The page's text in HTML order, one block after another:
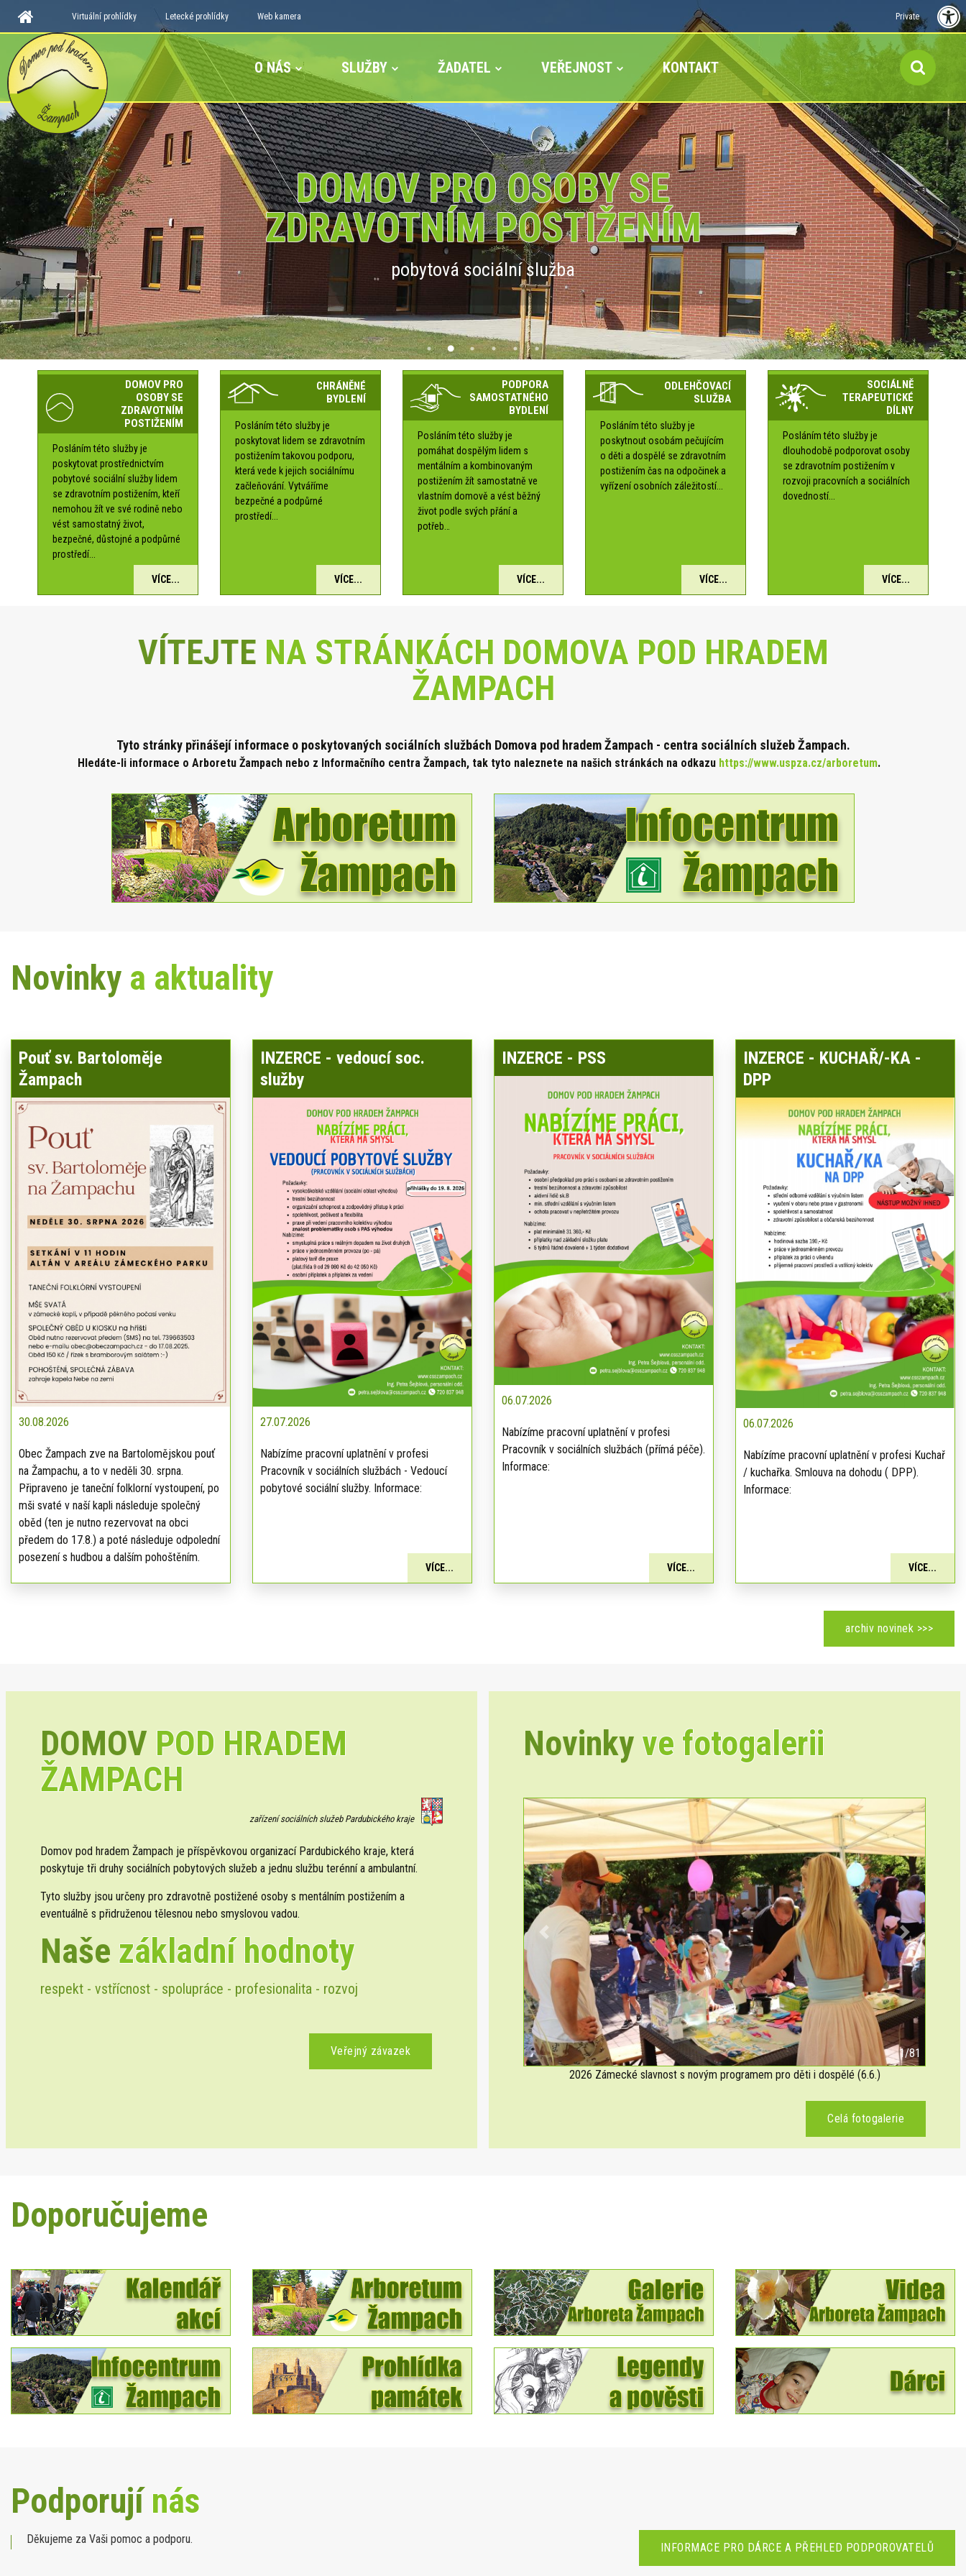
Virtuální prohlídky Letecké prohlídky Web kamera Private
O NÁS SLUŽBY ŽADATEL VEŘEJNOST KONTAKT
DOMOV PRO OSOBY SE
ZDRAVOTNÍM POSTIŽENÍM
pobytová sociální služba
DOMOV PRO
OSOBY SE
ZDRAVOTNÍM
POSTIŽENÍM
Posláním této služby je
poskytovat prostřednictvím
pobytové sociální služby lidem
se zdravotním postižením, kteří
nemohou žít ve své rodině nebo
vést samostatný život,
bezpečné, důstojné a podpůrné
prostředí...
VÍCE...
CHRÁNĚNÉ
BYDLENÍ
Posláním této služby je
poskytovat lidem se zdravotním
postižením takovou podporu,
která vede k jejich sociálnímu
začleňování. Vytváříme
bezpečné a podpůrné
prostředí...
VÍCE...
PODPORA
SAMOSTATNÉHO
BYDLENÍ
Posláním této služby je
pomáhat dospělým lidem s
mentálním a kombinovaným
postižením žít samostatně ve
vlastním domově a vést běžný
život podle svých přání a
potřeb…
VÍCE...
ODLEHČOVACÍ
SLUŽBA
Posláním této služby je
poskytnout osobám pečujícím
o děti a dospělé se zdravotním
postižením čas na odpočinek a
vyřízení osobních záležitostí...
VÍCE...
SOCIÁLNĚ
TERAPEUTICKÉ
DÍLNY
Posláním této služby je
dlouhodobě podporovat osoby
se zdravotním postižením v
rozvoji pracovních a sociálních
dovedností...
VÍCE...
VÍTEJTE NA STRÁNKÁCH DOMOVA POD HRADEM
ŽAMPACH
Tyto stránky přinášejí informace o poskytovaných sociálních službách Domova pod hradem Žampach - centra sociálních služeb Žampach.
Hledáte-li informace o Arboretu Žampach nebo z Informačního centra Žampach, tak tyto naleznete na našich stránkách na odkazu https://www.uspza.cz/arboretum.
Novinky a aktuality
Pouť sv. Bartoloměje
Žampach
30.08.2026
Obec Žampach zve na Bartolomějskou pouť
na Žampachu, a to v neděli 30. srpna.
Připraveno je taneční folklorní vystoupení, po
mši svaté v naší kapli následuje společný
oběd (ten je nutno rezervovat na obci
předem do 17.8.) a poté následuje odpolední
posezení s hudbou a dalším pohoštěním.
INZERCE - vedoucí soc.
služby
27.07.2026
Nabízíme pracovní uplatnění v profesi
Pracovník v sociálních službách - Vedoucí
pobytové sociální služby. Informace:
VÍCE...
INZERCE - PSS
06.07.2026
Nabízíme pracovní uplatnění v profesi
Pracovník v sociálních službách (přímá péče).
Informace:
VÍCE...
INZERCE - KUCHAŘ/-KA -
DPP
06.07.2026
Nabízíme pracovní uplatnění v profesi Kuchař
/ kuchařka. Smlouva na dohodu ( DPP).
Informace:
VÍCE...
archiv novinek >>>
DOMOV POD HRADEM
ŽAMPACH
zařízení sociálních služeb Pardubického kraje
Domov pod hradem Žampach je příspěvkovou organizací Pardubického kraje, která
poskytuje tři druhy sociálních pobytových služeb a jednu službu terénní a ambulantní.
Tyto služby jsou určeny pro zdravotně postižené osoby s mentálním postižením a
eventuálně s přidruženou tělesnou nebo smyslovou vadou.
Naše základní hodnoty
respekt - vstřícnost - spolupráce - profesionalita - rozvoj
Veřejný závazek
Novinkyve fotogalerii
2/81
Previous Next
2026 Zámecké slavnost s novým programem pro děti i dospělé (6.6.)
Celá fotogalerie
Doporučujeme
Podporujínás
Děkujeme za Vaši pomoc a podporu.
INFORMACE PRO DÁRCE A PŘEHLED PODPOROVATELŮ